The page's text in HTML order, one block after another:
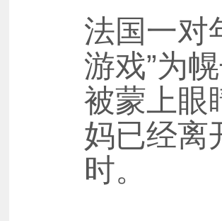
法国一对
游戏”为
被蒙上眼
妈已经离
时。